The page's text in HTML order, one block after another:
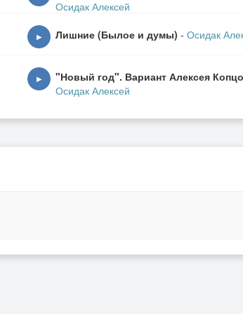
Осидак Алексей
▶ Лишние (Былое и думы) - Осидак
▶ "Новый год". Вариант Алексея
Осидак Алексей